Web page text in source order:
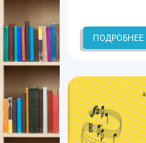
ПОДРОБНЕЕ